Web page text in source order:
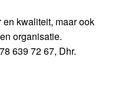
kwaliteit, maar ook
organisatie.
639 72 67, Dhr.